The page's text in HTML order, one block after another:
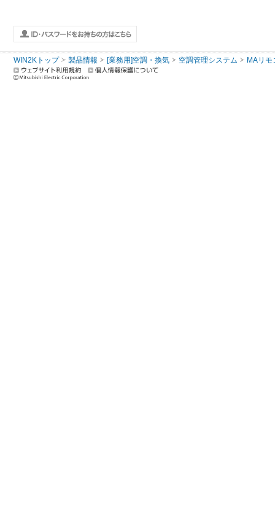
WIN2Kトップ 製品情報 [業務用]空調・換気 空調管理システム MAリモ